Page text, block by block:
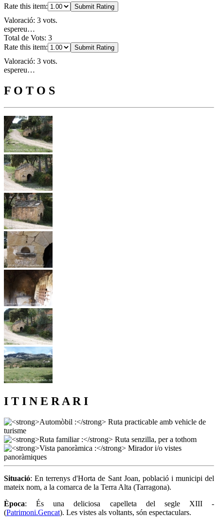
Rate this item: Submit Rating
Valoració: 3 vots.
espereu…
Total de Vots: 3
Rate this item:
Submit Rating
Valoració: 3 vots.
espereu…
F O T O S
I T I N E R A R I
Situació: En terrenys d'Horta de Sant Joan, població i municipi del
mateix nom, a la comarca de la Terra Alta (Tarragona).
Època: És una deliciosa capelleta del segle XIII -
(Patrimoni.Gencat). Les vistes als voltants, són espectaculars.